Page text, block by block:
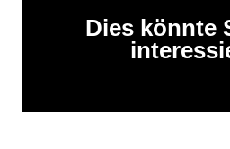
Dies könnte